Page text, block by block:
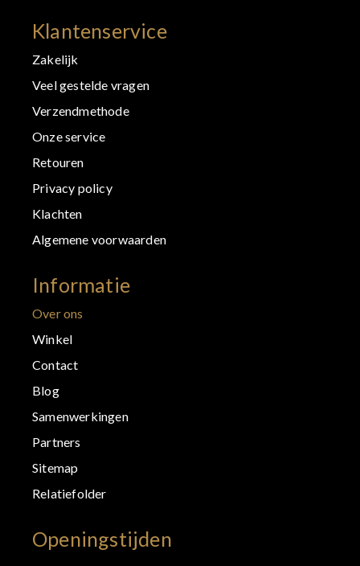
Klantenservice
Zakelijk
Veel gestelde vragen
Verzendmethode
Onze service
Retouren
Privacy policy
Klachten
Algemene voorwaarden
Informatie
Over ons
Winkel
Contact
Blog
Samenwerkingen
Partners
Sitemap
Relatiefolder
Openingstijden